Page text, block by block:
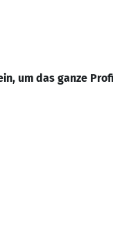
um das ganze